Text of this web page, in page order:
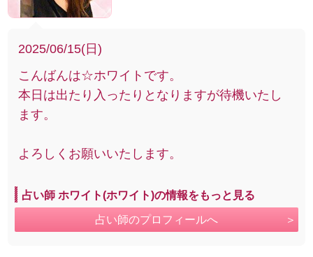
2025/06/15(日)
こんばんは☆ホワイトです。
本日は出たり入ったりとなりますが待機いたし
ます。
よろしくお願いいたします。
占い師 ホワイト(ホワイト)の情報をもっと見る
占い師のプロフィールへ